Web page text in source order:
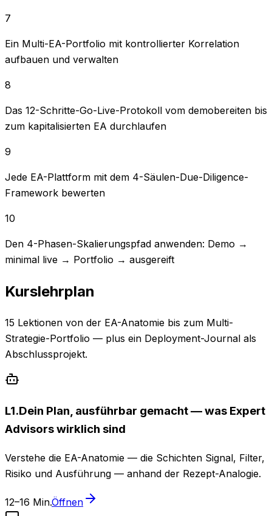
7
Ein Multi-EA-Portfolio mit kontrollierter Korrelation
aufbauen und verwalten
8
Das 12-Schritte-Go-Live-Protokoll vom demobereiten bis
zum kapitalisierten EA durchlaufen
9
Jede EA-Plattform mit dem 4-Säulen-Due-Diligence-
Framework bewerten
10
Den 4-Phasen-Skalierungspfad anwenden: Demo →
minimal live → Portfolio → ausgereift
Kurslehrplan
15 Lektionen von der EA-Anatomie bis zum Multi-
Strategie-Portfolio — plus ein Deployment-Journal als
Abschlussprojekt.
L1.Dein Plan, ausführbar gemacht — was Expert
Advisors wirklich sind
Verstehe die EA-Anatomie — die Schichten Signal, Filter,
Risiko und Ausführung — anhand der Rezept-Analogie.
12–16 Min.Öffnen